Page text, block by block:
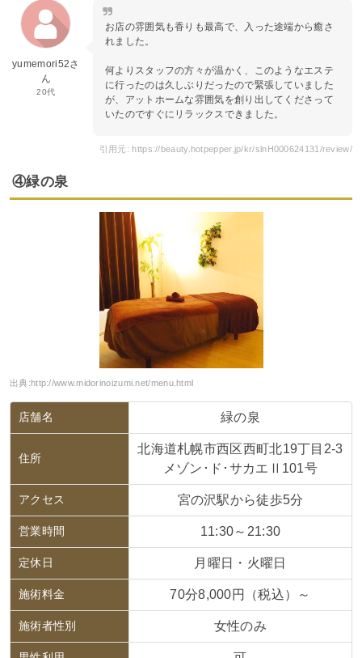
yumemori52さ
ん
20代
お店の雰囲気も香りも最高で、入った途端から癒さ
れました。
何よりスタッフの方々が温かく、このようなエステ
に行ったのは久しぶりだったので緊張していました
が、アットホームな雰囲気を創り出してくださって
いたのですぐにリラックスできました。
引用元: https://beauty.hotpepper.jp/kr/slnH000624131/review/
④緑の泉
出典:http://www.midorinoizumi.net/menu.html
店舗名 緑の泉
住所
北海道札幌市西区西町北19丁目2-3
メゾン･ド･サカエⅡ101号
アクセス 宮の沢駅から徒歩5分
営業時間 11:30～21:30
定休日 月曜日・火曜日
施術料金 70分8,000円（税込）～
施術者性別 女性のみ